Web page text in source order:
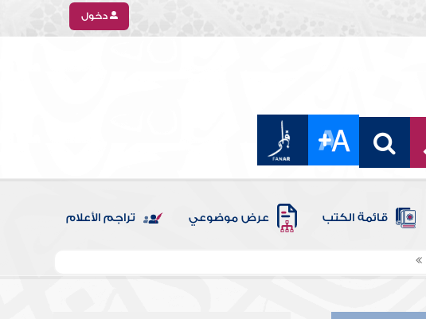
دخول
قائمة الكتب عرض موضوعي تراجم الأعلام